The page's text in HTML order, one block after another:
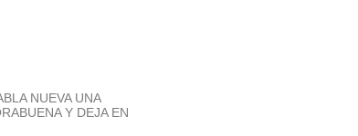
NUEVA UNA
Y DEJA EN